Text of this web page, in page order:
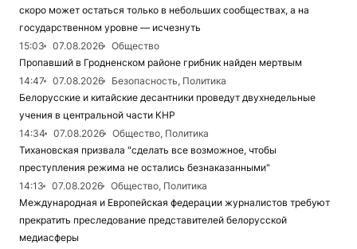
скоро может остаться только в небольших сообществах, а на
государственном уровне — исчезнуть
15:03
07.08.2026
Общество
Пропавший в Гродненском районе грибник найден мертвым
14:47
07.08.2026
Безопасность, Политика
Белорусские и китайские десантники проведут двухнедельные
учения в центральной части КНР
14:34
07.08.2026
Общество, Политика
Тихановская призвала "сделать все возможное, чтобы
преступления режима не остались безнаказанными"
14:13
07.08.2026
Общество, Политика
Международная и Европейская федерации журналистов требуют
прекратить преследование представителей белорусской
медиасферы